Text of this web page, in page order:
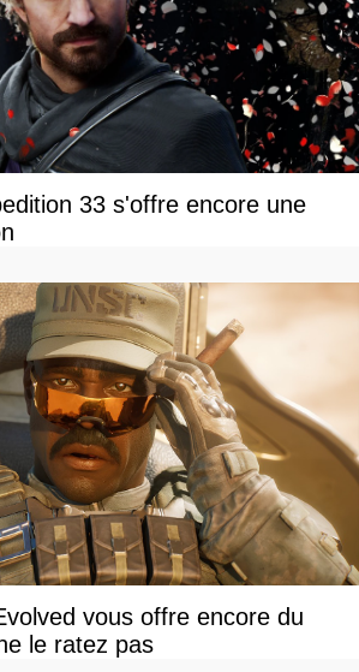
33 s'offre encore une
vous offre encore du
le ratez pas